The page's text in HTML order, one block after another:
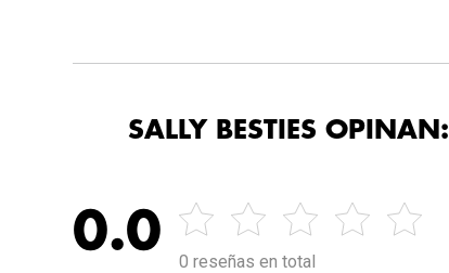
SALLY BESTIES OPINAN:
0.0
0 reseñas en total